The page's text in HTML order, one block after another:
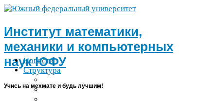
Институт математики,
механики и компьютерных
наукЮФУ
Учись на мехмате и будь лучшим!
Новости
Структура